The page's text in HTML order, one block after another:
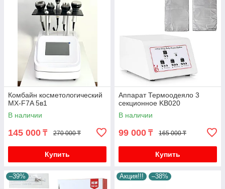
Комбайн косметологический
MX-F7A 5в1
В наличии
145 000 ₸ 270 000 ₸
Купить
Аппарат Термоодеяло 3
секционное KB020
В наличии
99 000 ₸ 165 000 ₸
Купить
–39% Акция!!! –38%